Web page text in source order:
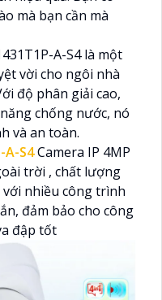
mà bạn cần mà
A-S4 là một
vời cho ngôi nhà
độ phân giải cao,
chống nước, nó
và an toàn.
A-S4Camera IP 4MP
trời , chất lượng
nhiều công trình
đảm bảo cho công
đập tốt